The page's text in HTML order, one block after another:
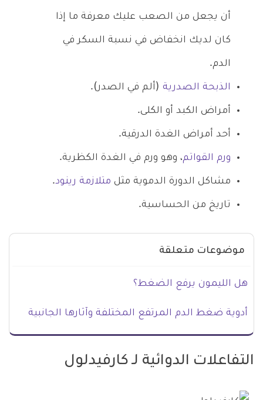
أن يجعل من الصعب عليك معرفة ما إذا
كان لديك انخفاض في نسبة السكر في
الدم.
الذبحة الصدرية (ألم في الصدر).
أمراض الكبد أو الكلى.
أحد أمراض الغدة الدرقية.
ورم القواتم، وهو ورم في الغدة الكظرية.
مشاكل الدورة الدموية مثل متلازمة رينود.
تاريخ من الحساسية.
موضوعات متعلقة
هل الليمون يرفع الضغط؟
أدوية ضغط الدم المرتفع المختلفة وآثارها الجانبية
التفاعلات الدوائية لـ كارفيدلول